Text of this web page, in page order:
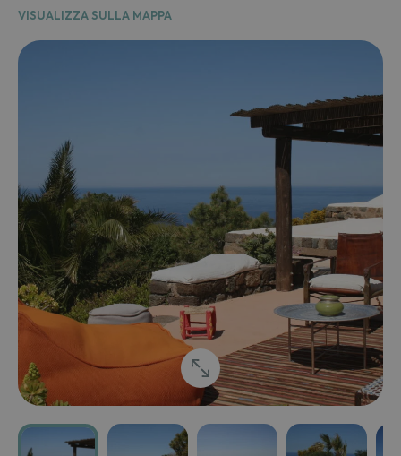
VISUALIZZA SULLA MAPPA